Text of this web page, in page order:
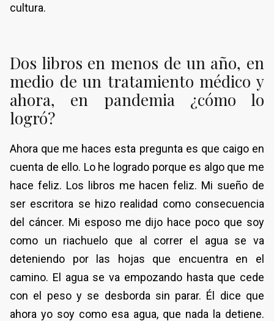
cultura.
Dos libros en menos de un año, en
medio de un tratamiento médico y
ahora, en pandemia ¿cómo lo
logró?
Ahora que me haces esta pregunta es que caigo en
cuenta de ello. Lo he logrado porque es algo que me
hace feliz. Los libros me hacen feliz. Mi sueño de
ser escritora se hizo realidad como consecuencia
del cáncer. Mi esposo me dijo hace poco que soy
como un riachuelo que al correr el agua se va
deteniendo por las hojas que encuentra en el
camino. El agua se va empozando hasta que cede
con el peso y se desborda sin parar. Él dice que
ahora yo soy como esa agua, que nada la detiene.